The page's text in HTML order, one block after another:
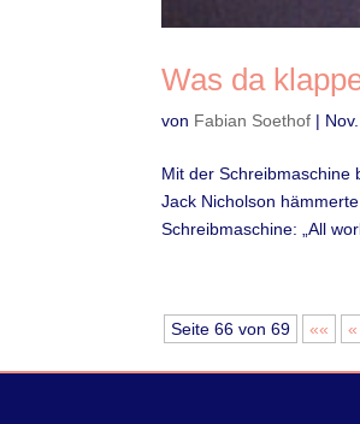
Was da
von Fabian Soethof |
Mit der Schreibmaschine
Jack Nicholson
Schreibmaschine: „All
Seite 66 von 69 «« «